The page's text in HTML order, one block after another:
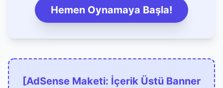
Hemen Oynamaya Başla!
[AdSense Maketi: İçerik Üstü Banner